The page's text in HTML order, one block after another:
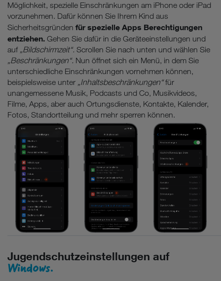
Möglichkeit, spezielle Einschränkungen am iPhone oder iPad
vorzunehmen. Dafür können Sie Ihrem Kind aus
Sicherheitsgründen für spezielle Apps Berechtigungen
entziehen. Gehen Sie dafür in die Geräteeinstellungen und
auf „Bildschirmzeit“. Scrollen Sie nach unten und wählen Sie
„Beschränkungen“. Nun öffnet sich ein Menü, in dem Sie
unterschiedliche Einschränkungen vornehmen können,
beispielsweise unter „Inhaltsbeschränkungen“für
unangemessene Musik, Podcasts und Co, Musikvideos,
Filme, Apps, aber auch Ortungsdienste, Kontakte, Kalender,
Fotos, Standortteilung und mehr sperren können.
Jugendschutzeinstellungen auf
Windows.